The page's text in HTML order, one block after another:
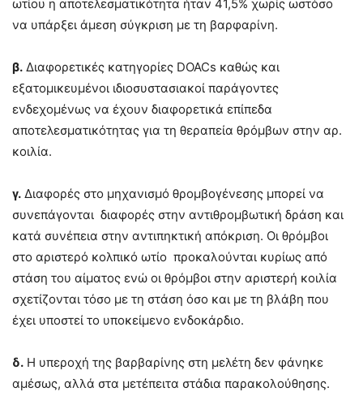
ωτίου η αποτελεσματικότητα ήταν 41,5% χωρίς ωστόσο
να υπάρξει άμεση σύγκριση με τη βαρφαρίνη.
β. Διαφορετικές κατηγορίες DOACs καθώς και
εξατομικευμένοι ιδιοσυστασιακοί παράγοντες
ενδεχομένως να έχουν διαφορετικά επίπεδα
αποτελεσματικότητας για τη θεραπεία θρόμβων στην αρ.
κοιλία.
γ. Διαφορές στο μηχανισμό θρομβογένεσης μπορεί να
συνεπάγονται διαφορές στην αντιθρομβωτική δράση και
κατά συνέπεια στην αντιπηκτική απόκριση. Οι θρόμβοι
στο αριστερό κολπικό ωτίο προκαλούνται κυρίως από
στάση του αίματος ενώ οι θρόμβοι στην αριστερή κοιλία
σχετίζονται τόσο με τη στάση όσο και με τη βλάβη που
έχει υποστεί το υποκείμενο ενδοκάρδιο.
δ. Η υπεροχή της βαρβαρίνης στη μελέτη δεν φάνηκε
αμέσως, αλλά στα μετέπειτα στάδια παρακολούθησης.